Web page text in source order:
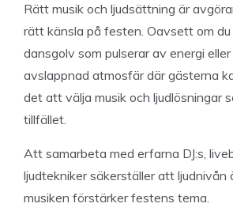
Rätt musik och ljudsättning är
rätt känsla på festen. Oavsett om
dansgolv som pulserar av energi
avslappnad atmosfär där gästerna
det att välja musik och ljudlösningar
tillfället.
Att samarbeta med erfarna DJ:s,
ljudtekniker säkerställer att ljudnivån
musiken förstärker festens tema.